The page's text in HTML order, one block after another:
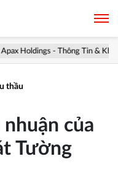
- Thông Tin & Khuyến nghị
thầu
nhuận của
Tường